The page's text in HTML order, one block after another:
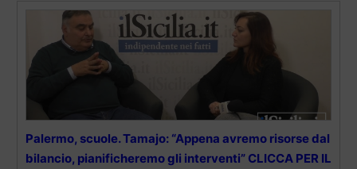
Palermo, scuole. Tamajo: “Appena avremo risorse dal
bilancio, pianificheremo gli interventi” CLICCA PER IL